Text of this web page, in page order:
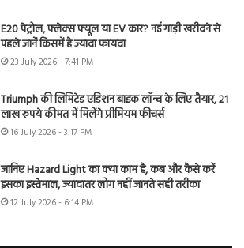
E20 पेट्रोल, फ्लेक्स फ्यूल या EV कार? नई गाड़ी खरीदने से
पहले जानें किसमें है ज्यादा फायदा
23 July 2026 - 7:41 PM
Triumph की लिमिटेड एडिशन बाइक लॉन्च के लिए तैयार, 21
लाख रुपये कीमत में मिलेंगे प्रीमियम फीचर्स
16 July 2026 - 3:17 PM
जानिए Hazard Light का क्या काम है, कब और कैसे करें
इसका इस्तेमाल, ज्यादातर लोग नहीं जानते सही तरीका
12 July 2026 - 6:14 PM